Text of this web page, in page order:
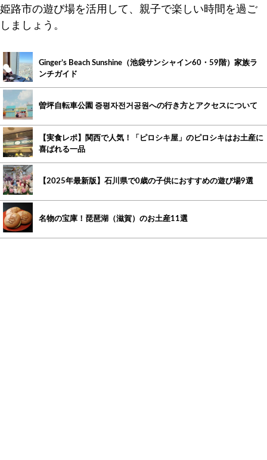
姫路市の遊び場を活用して、親子で楽しい時間を過ご
しましょう。
Ginger’s Beach Sunshine（池袋サンシャイン60・59階）家族ラ
ンチガイド
曽坪自転車公園 증평자전거공원への行き方とアクセスについて
【実食レポ】関西で人気！「ピロシキ屋」のピロシキはお土産に
喜ばれる一品
【2025年最新版】石川県で0歳の子供におすすめの遊び場9選
名物の宝庫！琵琶湖（滋賀）のお土産11選